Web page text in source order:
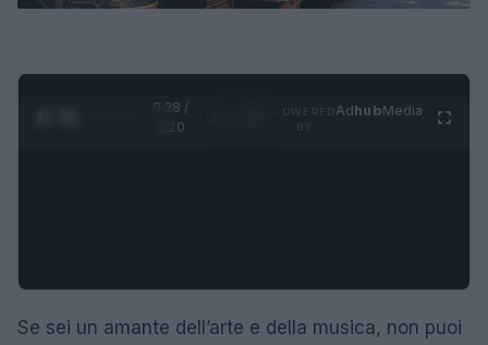
0:29 /
1:20
AdhubMedia
Se sei un amante dell’arte e della musica, non puoi